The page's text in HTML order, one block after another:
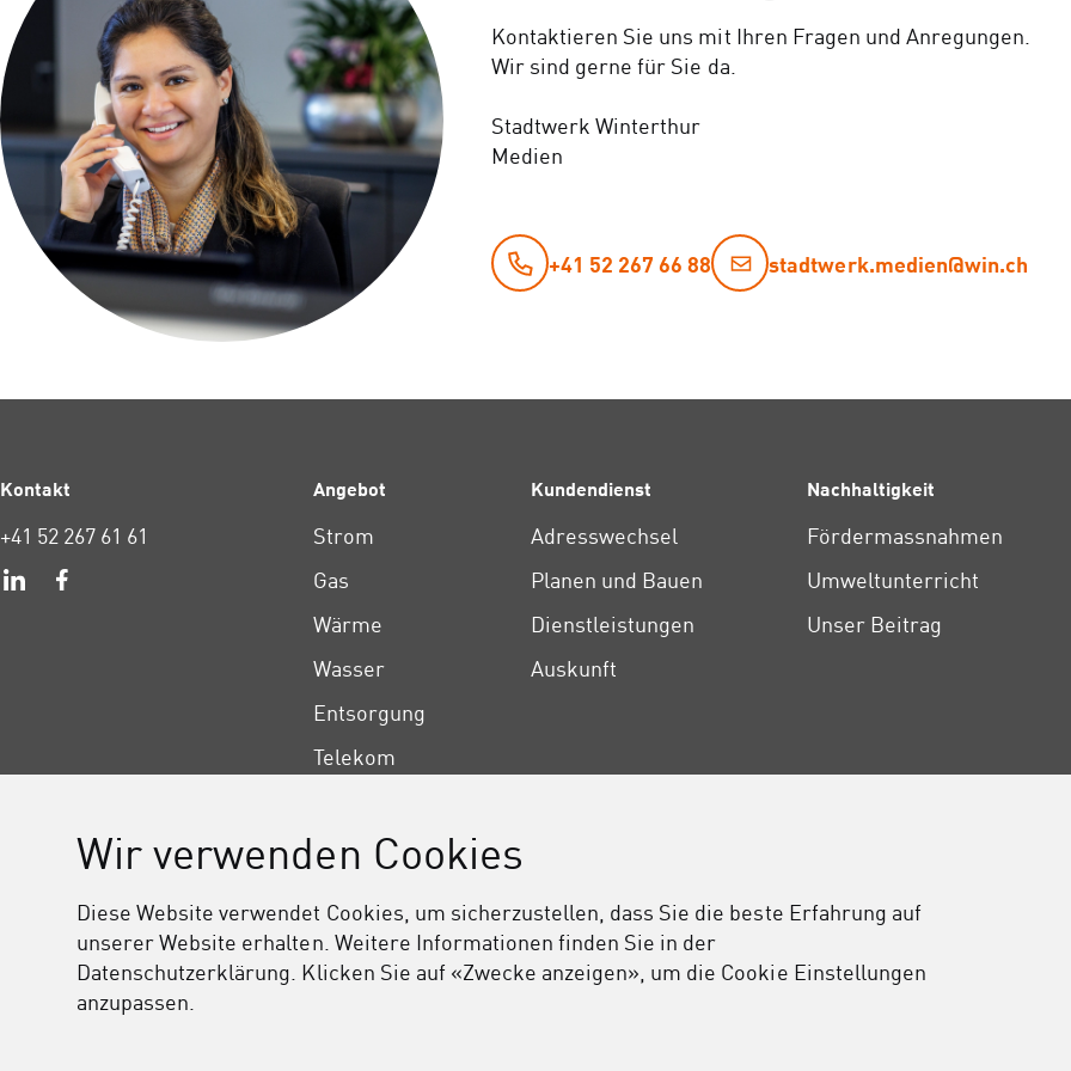
Kontaktieren Sie uns mit Ihren Fragen und Anregungen.
Wir sind gerne für Sie da.
Stadtwerk Winterthur
Medien
+41 52 267 66 88 stadtwerk.medien@win.ch
Kontakt
+41 52 267 61 61
Angebot
Strom
Gas
Wärme
Wasser
Entsorgung
Telekom
Kundendienst
Adresswechsel
Planen und Bauen
Dienstleistungen
Auskunft
Nachhaltigkeit
Fördermassnahmen
Umweltunterricht
Unser Beitrag
Barrierefreiheit Datenschutz Rechtliches Impressum Cookie-Einstellungen
Wir verwenden Cookies
Diese Website verwendet Cookies, um sicherzustellen, dass Sie die beste Erfahrung auf
unserer Website erhalten. Weitere Informationen finden Sie in der
Datenschutzerklärung. Klicken Sie auf «Zwecke anzeigen», um die Cookie Einstellungen
anzupassen.